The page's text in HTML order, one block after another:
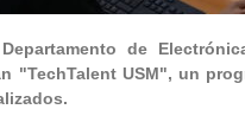
de
"TechTalent USM", un